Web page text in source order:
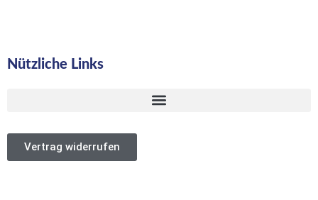
Nützliche Links
Vertrag widerrufen